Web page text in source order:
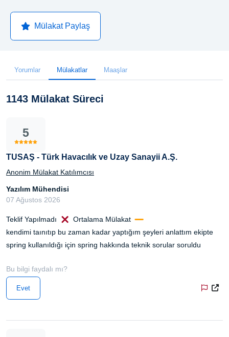
Mülakat Paylaş
Yorumlar Mülakatlar Maaşlar
1143 Mülakat Süreci
5
TUSAŞ - Türk Havacılık ve Uzay Sanayii A.Ş.
Anonim Mülakat Katılımcısı
Yazılım Mühendisi
07 Ağustos 2026
Teklif Yapılmadı
Ortalama Mülakat
kendimi taınıtıp bu zaman kadar yaptığım şeyleri anlattım ekipte
spring kullanıldığı için spring hakkında teknik sorular soruldu
Bu bilgi faydalı mı?
Evet